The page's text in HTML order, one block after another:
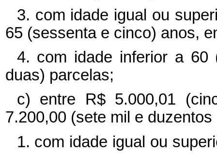
3. com idade igual ou
65 (sessenta e cinco) anos,
4. com idade inferior a 60
duas) parcelas;
c) entre R$ 5.000,01
7.200,00 (sete mil e duzentos
1. com idade igual ou